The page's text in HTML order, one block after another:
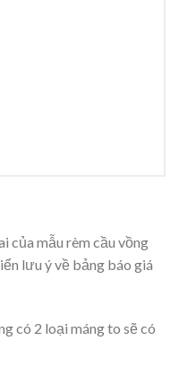
của mẫu rèm cầu vồng
lưu ý về bảng báo giá
có 2 loại máng to sẽ có